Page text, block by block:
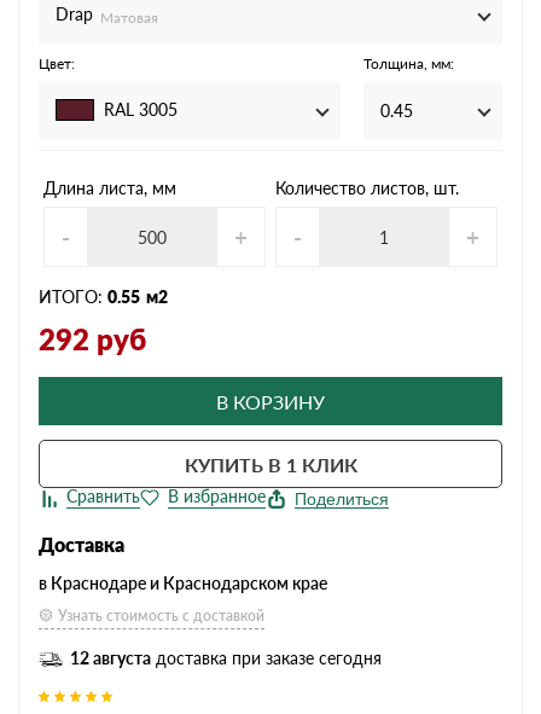
Drap Матовая
Цвет:
RAL 3005
Толщина, мм:
0.45
Длина листа, мм
- +
Количество листов, шт.
- +
ИТОГО: 0.55 м2
292 руб
В КОРЗИНУ
КУПИТЬ В 1 КЛИК
Поделиться
Доставка
в Краснодаре и Краснодарском крае
Узнать стоимость с доставкой
12 августа доставка при заказе сегодня